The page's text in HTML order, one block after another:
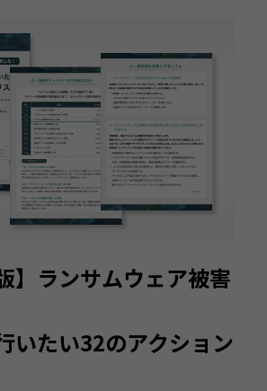
】ランサムウェア被害
いたい32のアクション